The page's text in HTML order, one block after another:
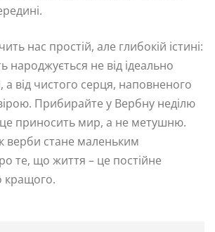
нас простій, але глибокій істині:
народжується не від ідеально
а від чистого серця, наповненого
Прибирайте у Вербну неділю
приносить мир, а не метушню.
верби стане маленьким
те, що життя – це постійне
кращого.